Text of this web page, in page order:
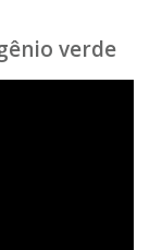
verde